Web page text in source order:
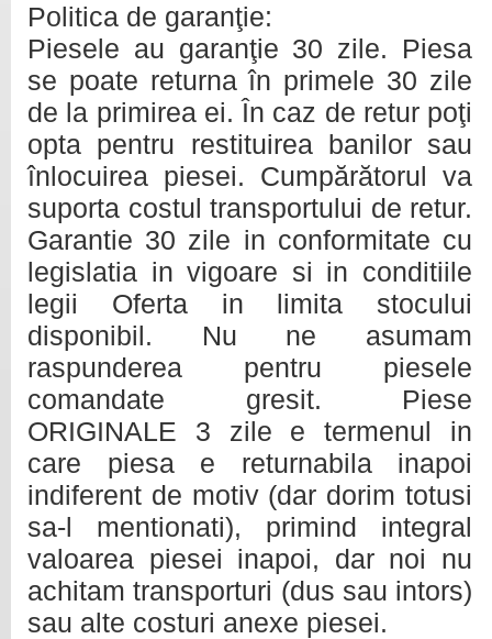
Politica de garanţie:
Piesele au garanţie 30 zile. Piesa
se poate returna în primele 30 zile
de la primirea ei. În caz de retur poţi
opta pentru restituirea banilor sau
înlocuirea piesei. Cumpărătorul va
suporta costul transportului de retur.
Garantie 30 zile in conformitate cu
legislatia in vigoare si in conditiile
legii Oferta in limita stocului
disponibil. Nu ne asumam
raspunderea pentru piesele
comandate gresit. Piese
ORIGINALE 3 zile e termenul in
care piesa e returnabila inapoi
indiferent de motiv (dar dorim totusi
sa-l mentionati), primind integral
valoarea piesei inapoi, dar noi nu
achitam transporturi (dus sau intors)
sau alte costuri anexe piesei.